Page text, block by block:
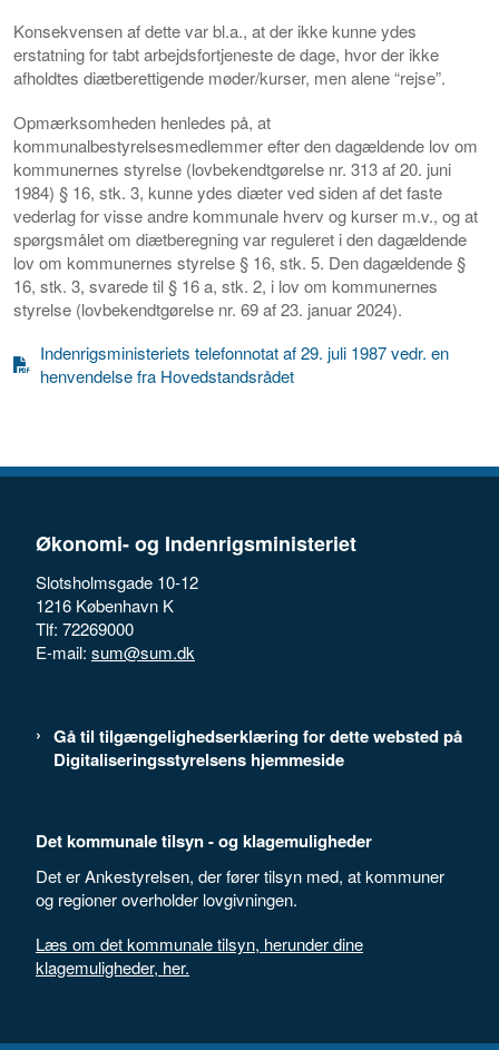
Konsekvensen af dette var bl.a., at der ikke kunne ydes
erstatning for tabt arbejdsfortjeneste de dage, hvor der ikke
afholdtes diætberettigende møder/kurser, men alene “rejse”.
Opmærksomheden henledes på, at
kommunalbestyrelsesmedlemmer efter den dagældende lov om
kommunernes styrelse (lovbekendtgørelse nr. 313 af 20. juni
1984) § 16, stk. 3, kunne ydes diæter ved siden af det faste
vederlag for visse andre kommunale hverv og kurser m.v., og at
spørgsmålet om diætberegning var reguleret i den dagældende
lov om kommunernes styrelse § 16, stk. 5. Den dagældende §
16, stk. 3, svarede til § 16 a, stk. 2, i lov om kommunernes
styrelse (lovbekendtgørelse nr. 69 af 23. januar 2024).
Indenrigsministeriets telefonnotat af 29. juli 1987 vedr. en
henvendelse fra Hovedstandsrådet
Økonomi- og Indenrigsministeriet
Slotsholmsgade 10-12
1216 København K
Tlf: 72269000
E-mail: sum@sum.dk
Gå til tilgængelighedserklæring for dette websted på
Digitaliseringsstyrelsens hjemmeside
Det kommunale tilsyn - og klagemuligheder
Det er Ankestyrelsen, der fører tilsyn med, at kommuner
og regioner overholder lovgivningen.
Læs om det kommunale tilsyn, herunder dine
klagemuligheder, her.